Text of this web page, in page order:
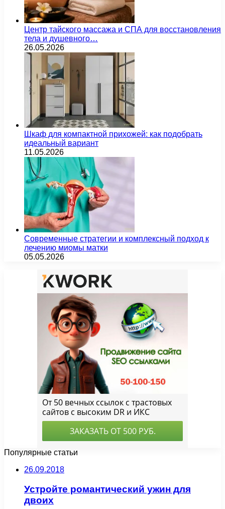
Центр тайского массажа и СПА для восстановления
тела и душевного…
26.05.2026
Шкаф для компактной прихожей: как подобрать
идеальный вариант
11.05.2026
Современные стратегии и комплексный подход к
лечению миомы матки
05.05.2026
Популярные статьи
26.09.2018
Устройте романтический ужин для
двоих